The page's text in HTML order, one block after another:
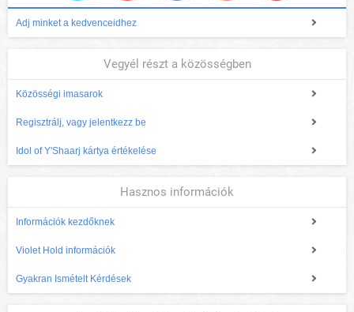
Adj minket a kedvenceidhez
Vegyél részt a közösségben
Közösségi imasarok
Regisztrálj, vagy jelentkezz be
Idol of Y'Shaarj kártya értékelése
Hasznos információk
Információk kezdőknek
Violet Hold információk
Gyakran Ismételt Kérdések